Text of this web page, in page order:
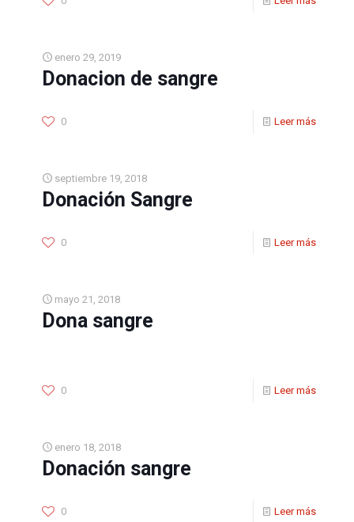
enero 29, 2019
Donacion de sangre
0 Leer más
septiembre 19, 2018
Donación Sangre
0 Leer más
mayo 21, 2018
Dona sangre
0 Leer más
enero 18, 2018
Donación sangre
0 Leer más